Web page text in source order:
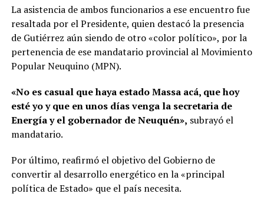
La asistencia de ambos funcionarios a ese encuentro fue
resaltada por el Presidente, quien destacó la presencia
de Gutiérrez aún siendo de otro «color político», por la
pertenencia de ese mandatario provincial al Movimiento
Popular Neuquino (MPN).
«No es casual que haya estado Massa acá, que hoy
esté yo y que en unos días venga la secretaria de
Energía y el gobernador de Neuquén», subrayó el
mandatario.
Por último, reafirmó el objetivo del Gobierno de
convertir al desarrollo energético en la «principal
política de Estado» que el país necesita.